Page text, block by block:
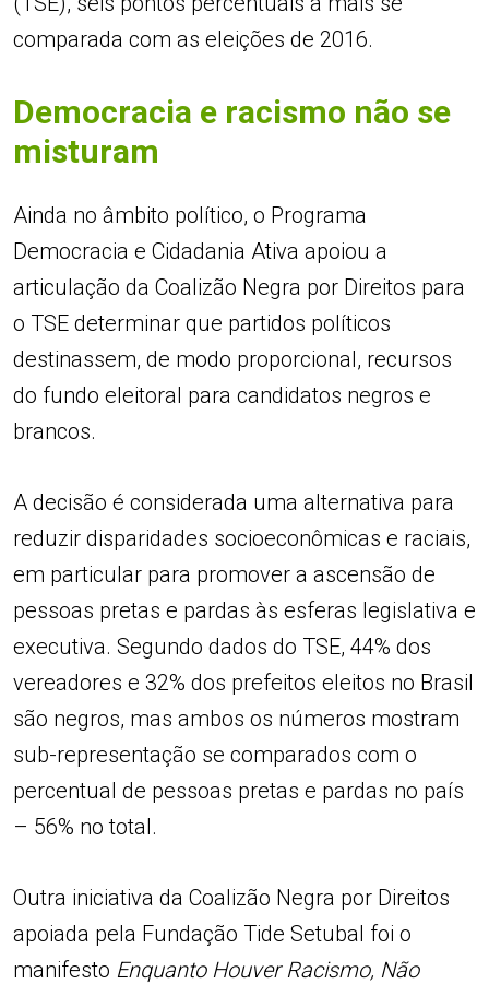
comparada com as eleições de 2016.
Democracia e racismo não se
misturam
Ainda no âmbito político, o Programa
Democracia e Cidadania Ativa apoiou a
articulação da Coalizão Negra por Direitos para
o TSE determinar que partidos políticos
destinassem, de modo proporcional, recursos
do fundo eleitoral para candidatos negros e
brancos.
A decisão é considerada uma alternativa para
reduzir disparidades socioeconômicas e raciais,
em particular para promover a ascensão de
pessoas pretas e pardas às esferas legislativa e
executiva. Segundo dados do TSE, 44% dos
vereadores e 32% dos prefeitos eleitos no Brasil
são negros, mas ambos os números mostram
sub-representação se comparados com o
percentual de pessoas pretas e pardas no país
– 56% no total.
Outra iniciativa da Coalizão Negra por Direitos
apoiada pela Fundação Tide Setubal foi o
manifesto Enquanto Houver Racismo, Não